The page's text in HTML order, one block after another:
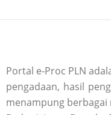
Portal e-Proc PLN
pengadaan, hasil
menampung berbagai